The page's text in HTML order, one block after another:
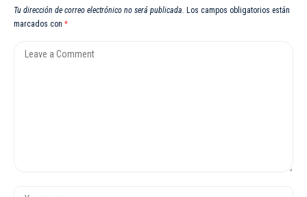
Tu dirección de correo electrónico no será publicada. Los campos obligatorios están
marcados con *